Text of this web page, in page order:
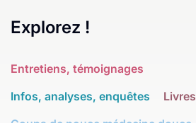
Explorez !
Entretiens, témoignages
Infos, analyses, enquêtes
Livres